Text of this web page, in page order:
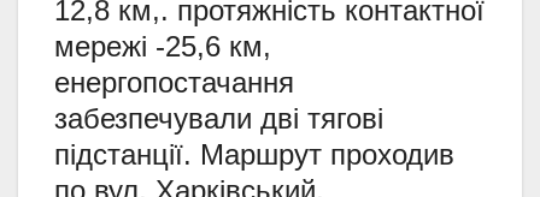
12,8 км,. протяжність контактної
мережі -25,6 км,
енергопостачання
забезпечували дві тягові
підстанції. Маршрут проходив